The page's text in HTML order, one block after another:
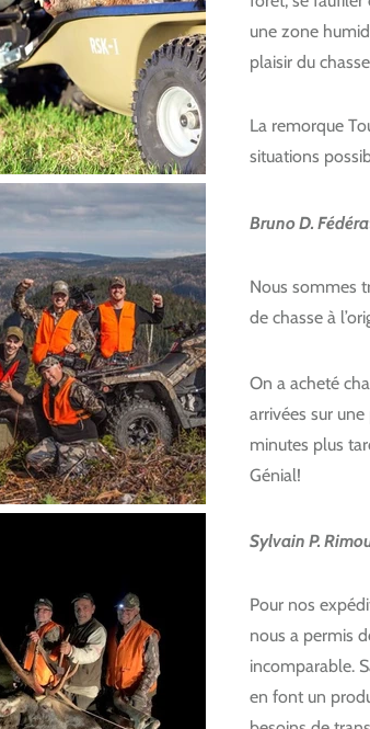
une zone
plaisir du
La remorque
situations
Bruno D.
Nous sommes
de chasse à
On a acheté
arrivées sur
minutes plus
Génial!
Sylvain P.
Pour nos
nous a permis
incomparable.
en font un